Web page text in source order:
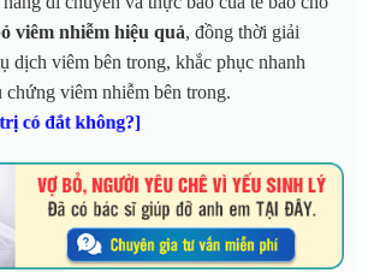
viêm nhiễm hiệu quả, đồng thời giải
dịch viêm bên trong, khắc phục nhanh
chứng viêm nhiễm bên trong.
có đắt không?]